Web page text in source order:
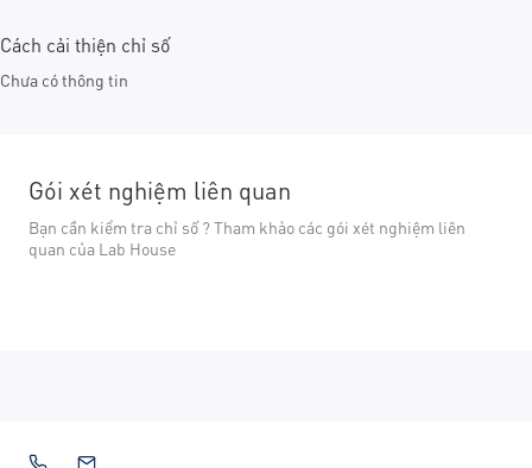
Cách cải thiện chỉ số
Chưa có thông tin
Gói xét nghiệm liên quan
Bạn cần kiểm tra chỉ số ? Tham khảo các gói xét nghiệm liên
quan của Lab House